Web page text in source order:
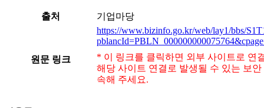
출처 기업마당
원문 링크
https://www.bizinfo.go.kr/web/lay1/bbs/
* 이 링크를 클릭하면 외부 사이트로 연
해당 사이트 연결로 발생될 수 있는 보
속해 주세요.